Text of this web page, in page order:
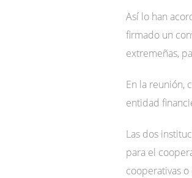
Así lo han
firmado un
extremeñas,
En la reunión,
entidad
Las dos
para el
cooperativas